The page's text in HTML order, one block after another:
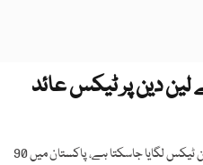
دین پر ٹیکس عائد
کرپٹو ٹریڈنگ پر 10 تا 30 فیصد کیپیٹل گین ٹیکس لگایا جاسکتا ہے، پاکستان میں 90